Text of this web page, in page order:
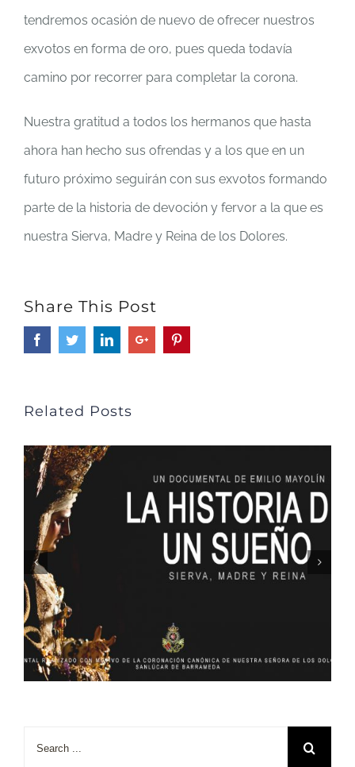
tendremos ocasión de nuevo de ofrecer nuestros
exvotos en forma de oro, pues queda todavía
camino por recorrer para completar la corona.
Nuestra gratitud a todos los hermanos que hasta
ahora han hecho sus ofrendas y a los que en un
futuro próximo seguirán con sus exvotos formando
parte de la historia de devoción y fervor a la que es
nuestra Sierva, Madre y Reina de los Dolores.
Share This Post
FacebookTwitterLinkedInGoogle+
Related Posts
realizado con motivo de la